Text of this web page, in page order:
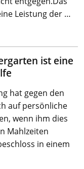
Leistung der …
ist eine
hat gegen den
auf persönliche
wenn ihm dies
Mahlzeiten
in einem